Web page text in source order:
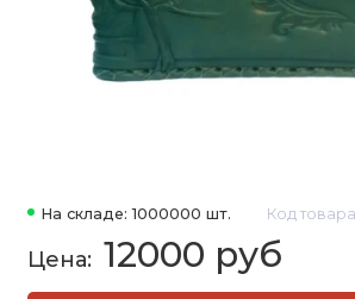
На складе: 1000000 шт. Код
12000 руб